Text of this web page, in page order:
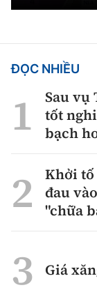
ĐỌC NHIỀU
Sau vụ
tốt
bạch
Khởi
đau
"chữa
Giá